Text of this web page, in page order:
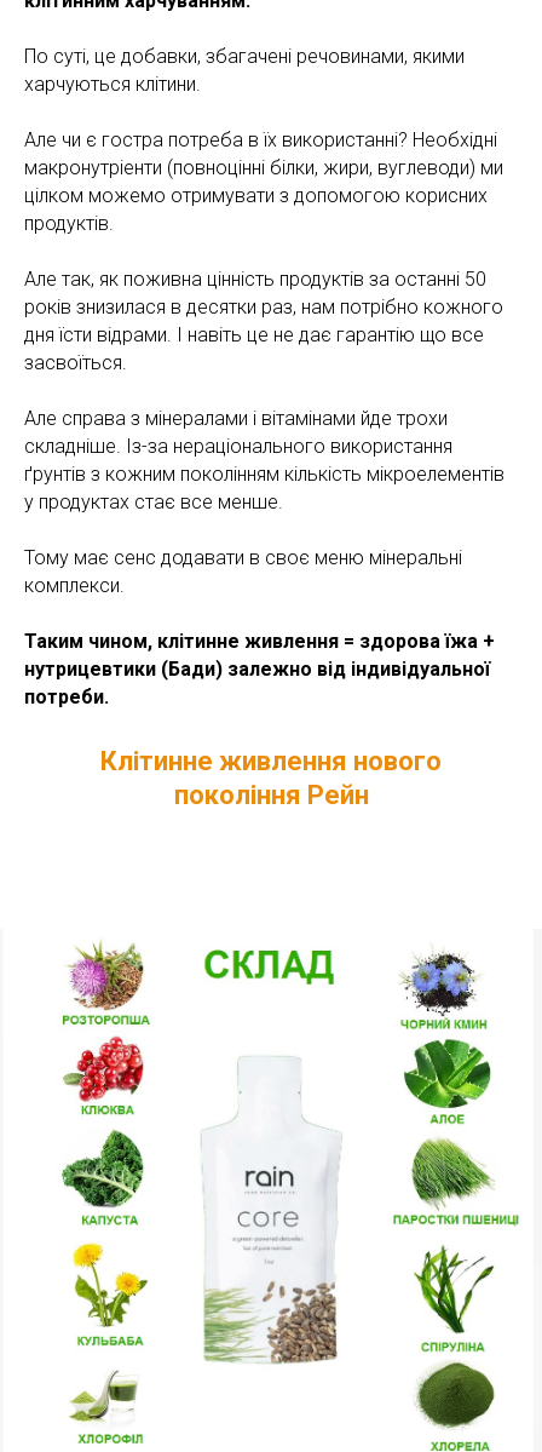
По суті, це добавки, збагачені речовинами, якими
харчуються клітини.
Але чи є гостра потреба в їх використанні? Необхідні
макронутріенти (повноцінні білки, жири, вуглеводи) ми
цілком можемо отримувати з допомогою корисних
продуктів.
Але так, як поживна цінність продуктів за останні 50
років знизилася в десятки раз, нам потрібно кожного
дня їсти відрами. І навіть це не дає гарантію що все
засвоїться.
Але справа з мінералами і вітамінами йде трохи
складніше. Із-за нераціонального використання
ґрунтів з кожним поколінням кількість мікроелементів
у продуктах стає все менше.
Тому має сенс додавати в своє меню мінеральні
комплекси.
Таким чином, клітинне живлення = здорова їжа +
нутрицевтики (Бади) залежно від індивідуальної
потреби.
Клітинне живлення нового
покоління Рейн